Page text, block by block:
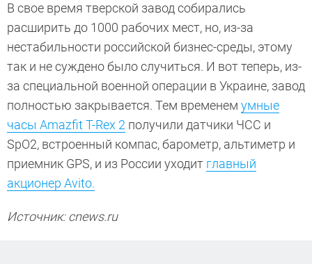
В свое время тверской завод собирались
расширить до 1000 рабочих мест, но, из-за
нестабильности российской бизнес-среды, этому
так и не суждено было случиться. И вот теперь, из-
за специальной военной операции в Украине, завод
полностью закрывается. Тем временем умные
часы Amazfit T-Rex 2 получили датчики ЧСС и
SpO2, встроенный компас, барометр, альтиметр и
приемник GPS, и из России уходит главный
акционер Avito.
Источник: cnews.ru